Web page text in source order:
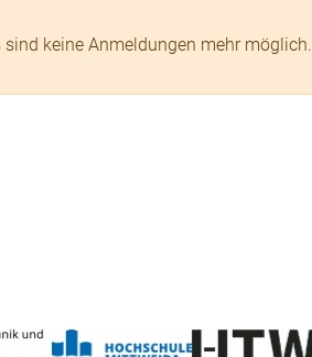
keine Anmeldungen mehr möglich.